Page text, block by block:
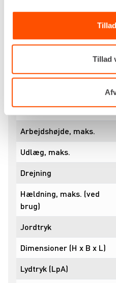
Tillad
Specifikationer
Kapacitet
Arbejdshøjde, maks.
Udlæg, maks.
Drejning
Hældning, maks. (ved
brug)
Jordtryk
Dimensioner (H x B x L)
Lydtryk (LpA)